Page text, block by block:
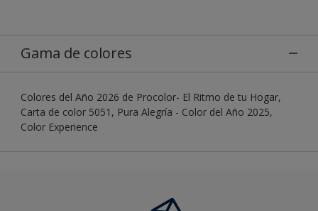
Gama de colores
Colores del Año 2026 de Procolor- El Ritmo de tu Hogar,
Carta de color 5051, Pura Alegría - Color del Año 2025,
Color Experience